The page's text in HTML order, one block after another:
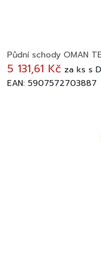
Půdní schody OMAN
5 131,61 Kč za ks s
EAN: 5907572703887